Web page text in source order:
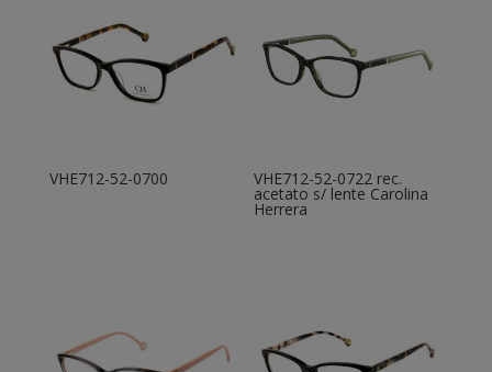
VHE712-52-0700 VHE712-52-0722 rec.
acetato s/ lente Carolina
Herrera